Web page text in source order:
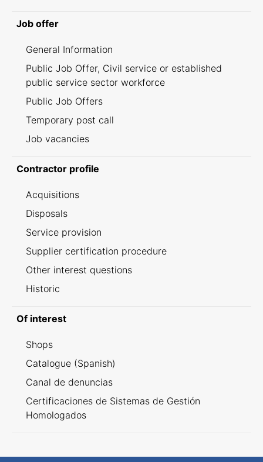
Job offer
General Information
Public Job Offer, Civil service or established
public service sector workforce
Public Job Offers
Temporary post call
Job vacancies
Contractor profile
Acquisitions
Disposals
Service provision
Supplier certification procedure
Other interest questions
Historic
Of interest
Shops
Catalogue (Spanish)
Canal de denuncias
Certificaciones de Sistemas de Gestión
Homologados